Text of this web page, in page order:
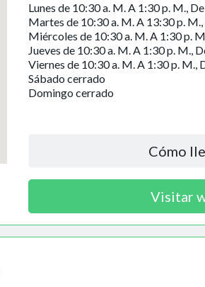
Lunes de 10:30 a. M. A 1:30 p. M.,
Martes de 10:30 a. M. A 13:30 p.
Miércoles de 10:30 a. M. A 1:30 p.
Jueves de 10:30 a. M. A 1:30 p. M.,
Viernes de 10:30 a. M. A 1:30 p. M.,
Sábado cerrado
Domingo cerrado
Cómo
Visitar